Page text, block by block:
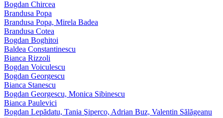
Bogdan Chircea
Brandusa Popa
Brandusa Popa, Mirela Badea
Brandusa Cotea
Bogdan Boghitoi
Baldea Constantinescu
Bianca Rizzoli
Bogdan Voiculescu
Bogdan Georgescu
Bianca Stanescu
Bogdan Georgescu, Monica Sibinescu
Bianca Paulevici
Bogdan Lepădatu, Tania Şiperco, Adrian Buz, Valentin Sălăgeanu